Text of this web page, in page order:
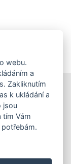
webu.
a
Zakliknutím
k ukládání a
jsou
tím Vám